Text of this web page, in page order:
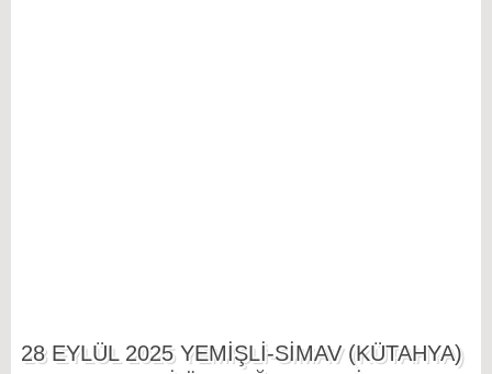
28 EYLÜL 2025 YEMİŞLİ-SİMAV (KÜTAHYA)